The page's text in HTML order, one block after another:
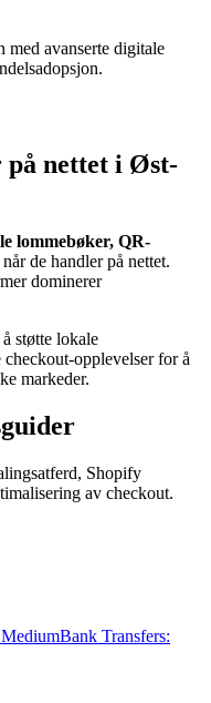
avanserte digitale
på nettet i Øst-
lommebøker, QR-
når de handler på nettet.
dominerer
støtte lokale
opplevelser for å
markeder.
Shopify
av checkout.
MediumBank Transfers: